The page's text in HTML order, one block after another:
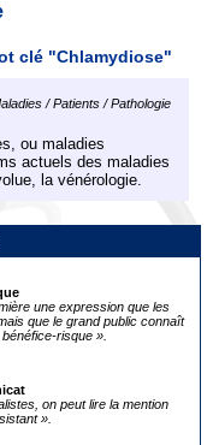
une expression que les
que le grand public connaît
risque ».
on peut lire la mention
».
clé "Chlamydiose"
/ Patients / Pathologie
ou maladies
actuels des maladies
la vénérologie.